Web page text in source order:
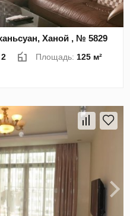
Ханой , № 5829
2 Площадь: 125 м²